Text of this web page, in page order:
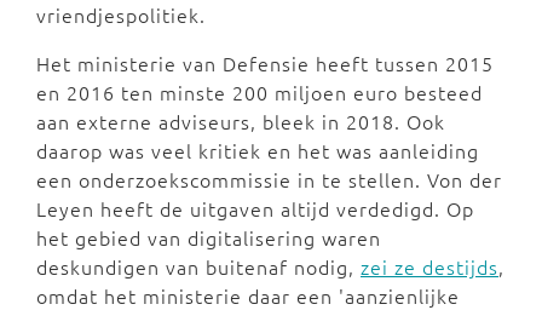
vriendjespolitiek.
Het ministerie van Defensie heeft tussen 2015
en 2016 ten minste 200 miljoen euro besteed
aan externe adviseurs, bleek in 2018. Ook
daarop was veel kritiek en het was aanleiding
een onderzoekscommissie in te stellen. Von der
Leyen heeft de uitgaven altijd verdedigd. Op
het gebied van digitalisering waren
deskundigen van buitenaf nodig, zei ze destijds,
omdat het ministerie daar een 'aanzienlijke